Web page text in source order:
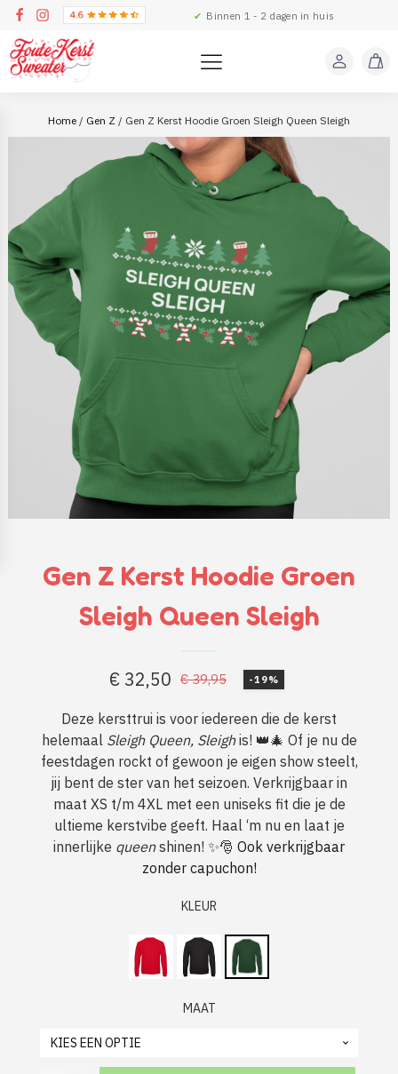
✔ Binnen 1 - 2 dagen in huis
Home / Gen Z / Gen Z Kerst Hoodie Groen Sleigh Queen Sleigh
Gen Z Kerst Hoodie Groen
Sleigh Queen Sleigh
€39,95
Oorspronkelijke
prijs
was:
€ 39,95.
€32,50
Huidige
prijs
is:
€ 32,50.
-19%
Deze kersttrui is voor iedereen die de kerst
helemaal Sleigh Queen, Sleighis! 👑🎄 Of je nu de
feestdagen rockt of gewoon je eigen show steelt,
jij bent de ster van het seizoen. Verkrijgbaar in
maat XS t/m 4XL met een uniseks fit die je de
ultieme kerstvibe geeft. Haal ‘m nu en laat je
innerlijke queenshinen! ✨🎅 Ook verkrijgbaar
zonder capuchon!
KLEUR
MAAT